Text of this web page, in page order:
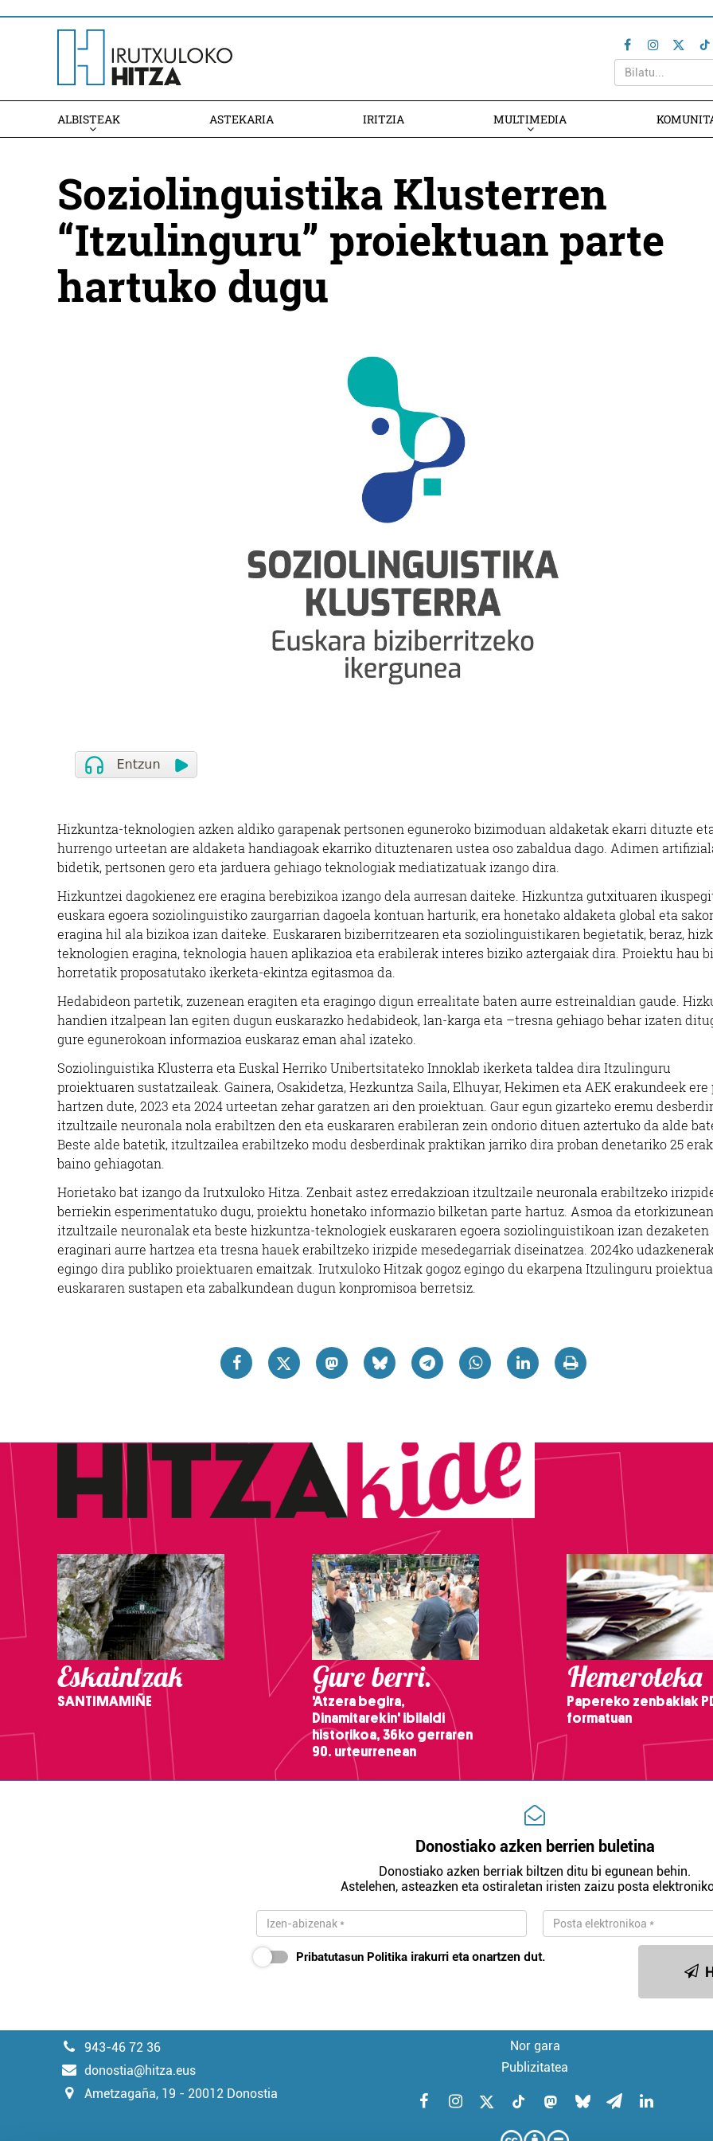
ALBISTEAK ASTEKARIA IRITZIA MULTIMEDIA
Soziolinguistika Klusterren
“Itzulinguru” proiektuan parte
hartuko dugu
Hizkuntza-teknologien azken aldiko garapenak pertsonen eguneroko bizimoduan aldaketak ekarri dituzte
hurrengo urteetan are aldaketa handiagoak ekarriko dituztenaren ustea oso zabaldua dago. Adimen
bidetik, pertsonen gero eta jarduera gehiago teknologiak mediatizatuak izango dira.
Hizkuntzei dagokienez ere eragina berebizikoa izango dela aurresan daiteke. Hizkuntza gutxituaren
euskara egoera soziolinguistiko zaurgarrian dagoela kontuan harturik, era honetako aldaketa global eta
eragina hil ala bizikoa izan daiteke. Euskararen biziberritzearen eta soziolinguistikaren begietatik, beraz,
teknologien eragina, teknologia hauen aplikazioa eta erabilerak interes biziko aztergaiak dira. Proiektu hau
horretatik proposatutako ikerketa-ekintza egitasmoa da.
Hedabideon partetik, zuzenean eragiten eta eragingo digun errealitate baten aurre estreinaldian gaude.
handien itzalpean lan egiten dugun euskarazko hedabideok, lan-karga eta –tresna gehiago behar izaten
gure egunerokoan informazioa euskaraz eman ahal izateko.
Soziolinguistika Klusterra eta Euskal Herriko Unibertsitateko Innoklab ikerketa taldea dira Itzulinguru
proiektuaren sustatzaileak. Gainera, Osakidetza, Hezkuntza Saila, Elhuyar, Hekimen eta AEK erakundeek ere
hartzen dute, 2023 eta 2024 urteetan zehar garatzen ari den proiektuan. Gaur egun gizarteko eremu
itzultzaile neuronala nola erabiltzen den eta euskararen erabileran zein ondorio dituen aztertuko da alde
Beste alde batetik, itzultzailea erabiltzeko modu desberdinak praktikan jarriko dira proban denetariko 25
baino gehiagotan.
Horietako bat izango da Irutxuloko Hitza. Zenbait astez erredakzioan itzultzaile neuronala erabiltzeko
berriekin esperimentatuko dugu, proiektu honetako informazio bilketan parte hartuz. Asmoa da etorkizunean
itzultzaile neuronalak eta beste hizkuntza-teknologiek euskararen egoera soziolinguistikoan izan dezaketen
eraginari aurre hartzea eta tresna hauek erabiltzeko irizpide mesedegarriak diseinatzea. 2024ko
egingo dira publiko proiektuaren emaitzak. Irutxuloko Hitzak gogoz egingo du ekarpena Itzulinguru
euskararen sustapen eta zabalkundean dugun konpromisoa berretsiz.
Eskaintzak
SANTIMAMIÑE
Gure berri.
'Atzera begira,
Dinamitarekin' ibilaldi
historikoa, 36ko gerraren
90. urteurrenean
Hemeroteka
Papereko zenbakiak
formatuan
Donostiako azken berrien buletina
Donostiako azken berriak biltzen ditu bi egunean behin.
Astelehen, asteazken eta ostiraletan iristen zaizu posta
Pribatutasun Politika irakurri eta onartzen dut.
943-46 72 36
donostia@hitza.eus
Ametzagaña, 19 - 20012 Donostia
Nor gara
Publizitatea